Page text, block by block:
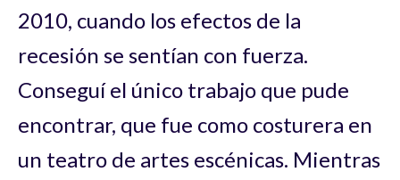
2010, cuando los efectos de la
recesión se sentían con fuerza.
Conseguí el único trabajo que pude
encontrar, que fue como costurera en
un teatro de artes escénicas. Mientras